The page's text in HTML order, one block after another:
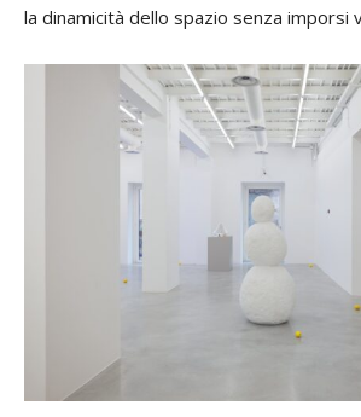
la dinamicità dello spazio senza imporsi